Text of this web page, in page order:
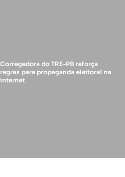
Corregedora do TRE-PB reforça
regras para propaganda eleitoral na
internet